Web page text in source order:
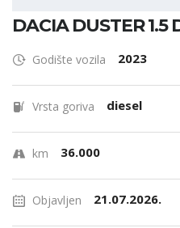
DACIA DUSTER 1.5
Godište vozila 2023
Vrsta goriva diesel
km 36.000
Objavljen 21.07.2026.